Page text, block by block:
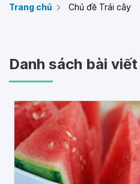
Trang chủ Chủ đề Trái cây
Danh sách bài viết